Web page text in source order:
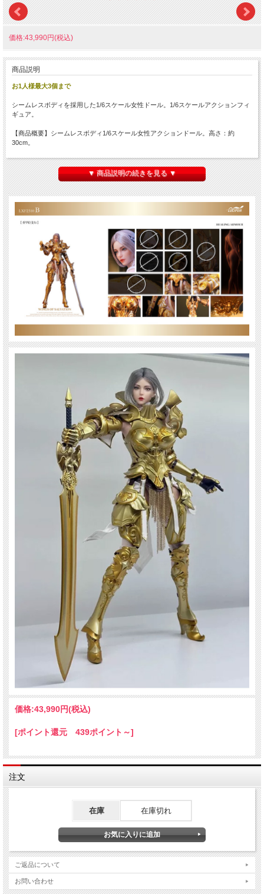
価格:43,990円(税込)
商品説明
お1人様最大3個まで
シームレスボディを採用した1/6スケール女性ドール。1/6スケールアクションフィ
ギュア。
【商品概要】シームレスボディ1/6スケール女性アクションドール。高さ：約
30cm。
LUCIFER Empress Pure Body (Adhesive Wrapped)/1 Raphael Hair Transplant
Female Head Sculpture/1 List of plate armor Shoulder armor/2 Upper Arm Armor/2
Elbow joint armor/2 Brachial armor/2 Chest armor/1 Dorsal armor/1 Waist armor/1
Waist protection crotch chain tassel/1 Waist Protection Totem/1 Waist span armor/2
Type/6 Cloth parts White underwear/1 White stockings/2 Archangel waist seal
dye free leather metal 70% metal material
※関節の固さ、バリの有無など個体差がございますのでご了承ください。
※材質上、ボディにコスチュームの色移りが発生している場合がございます。
※無理な方向に動かさないでください。
※パッケージにダメージがございます。ご了承ください。
※画像は試作品のため実際の商品と異なる場合がございます。付属物、仕様が変更
になる場合がございます。
▼ 商品説明の続きを見る ▼
価格:43,990円(税込)
[ポイント還元 439ポイント～]
注文
在庫 在庫切れ
ご返品について
お問い合わせ